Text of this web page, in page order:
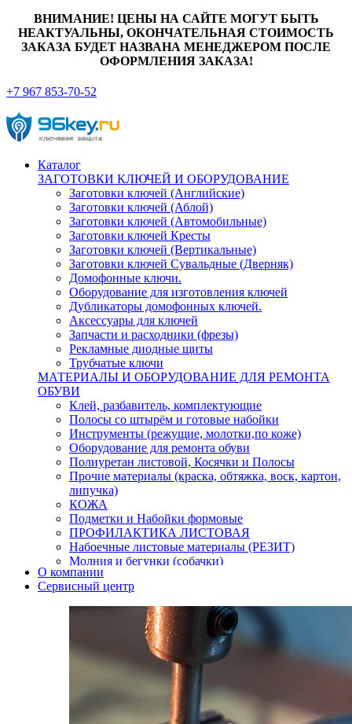
ВНИМАНИЕ! ЦЕНЫ НА САЙТЕ МОГУТ БЫТЬ
НЕАКТУАЛЬНЫ, ОКОНЧАТЕЛЬНАЯ СТОИМОСТЬ
ЗАКАЗА БУДЕТ НАЗВАНА МЕНЕДЖЕРОМ ПОСЛЕ
ОФОРМЛЕНИЯ ЗАКАЗА!
+7 967 853-70-52
Каталог
ЗАГОТОВКИ КЛЮЧЕЙ И ОБОРУДОВАНИЕ
Заготовки ключей (Английские)
Заготовки ключей (Аблой)
Заготовки ключей (Автомобильные)
Заготовки ключей Кресты
Заготовки ключей (Вертикальные)
Заготовки ключей Сувальдные (Дверняк)
Домофонные ключи.
Оборудование для изготовления ключей
Дубликаторы домофонных ключей.
Аксессуары для ключей
Запчасти и расходники (фрезы)
Рекламные диодные щиты
Трубчатые ключи
МАТЕРИАЛЫ И ОБОРУДОВАНИЕ ДЛЯ РЕМОНТА
ОБУВИ
Клей, разбавитель, комплектующие
Полосы со штырём и готовые набойки
Инструменты (режущие, молотки,по коже)
Оборудование для ремонта обуви
Полиуретан листовой, Косячки и Полосы
Прочие материалы (краска, обтяжка, воск, картон,
липучка)
КОЖА
Подметки и Набойки формовые
ПРОФИЛАКТИКА ЛИСТОВАЯ
Набоечные листовые материалы (РЕЗИТ)
Молния и бегунки (собачки)
Нитки,иглы-шило,крючки.
Уход и косметика для обуви
Кнопки (магнитые,кобурные)
Пряжки для ремня
О компании
Сервисный центр